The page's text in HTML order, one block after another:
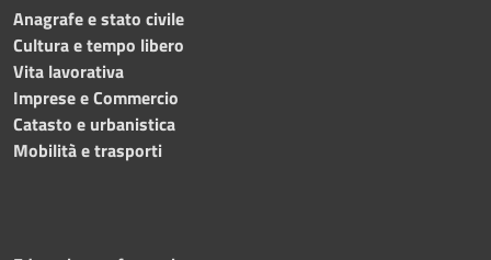
Anagrafe e stato civile
Cultura e tempo libero
Vita lavorativa
Imprese e Commercio
Catasto e urbanistica
Mobilità e trasporti